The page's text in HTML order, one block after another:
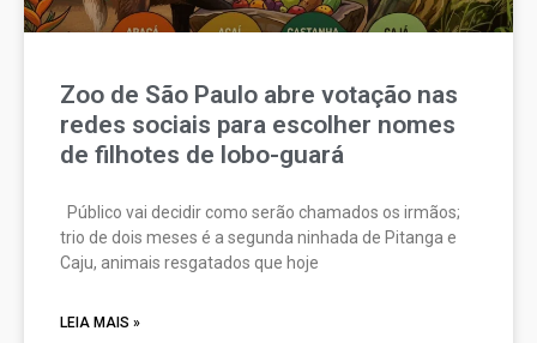
Zoo de São Paulo abre votação nas
redes sociais para escolher nomes
de filhotes de lobo-guará
Público vai decidir como serão chamados os irmãos;
trio de dois meses é a segunda ninhada de Pitanga e
Caju, animais resgatados que hoje
LEIA MAIS »